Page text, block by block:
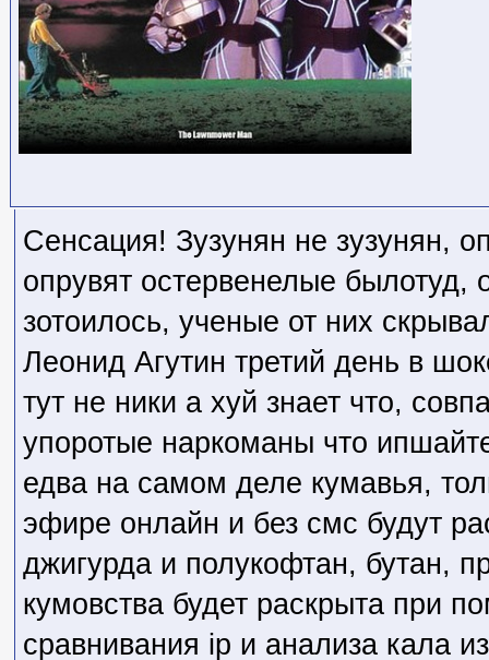
Сенсация! Зузунян не зузунян,
опрувят остервенелые былотуд,
зотоилось, ученые от них
Леонид Агутин третий день в
тут не ники а хуй знает что,
упоротые наркоманы что
едва на самом деле кумавья,
эфире онлайн и без смс будут
джигурда и полукофтан, бутан,
кумовства будет раскрыта при
сравнивания ip и анализа кала